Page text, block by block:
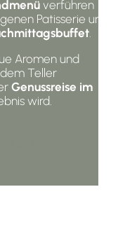
verführen
Patisserie und
Aromen und
Teller
Genussreise im
wird.